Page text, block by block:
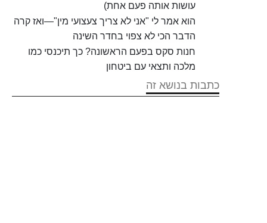
עושות אותה פעם אחת)
הוא אמר לי "אני לא צריך צעצועי מין"—ואז קרה
הדבר הכי לא צפוי בחדר השינה
חנות סקס בפעם הראשונה? כך תיכנסי כמו
מלכה ותצאי עם ביטחון
כתבות בנושא זה